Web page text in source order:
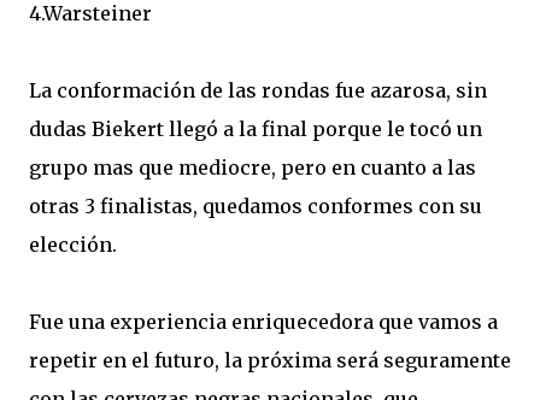
4.Warsteiner
La conformación de las rondas fue azarosa, sin
dudas Biekert llegó a la final porque le tocó un
grupo mas que mediocre, pero en cuanto a las
otras 3 finalistas, quedamos conformes con su
elección.
Fue una experiencia enriquecedora que vamos a
repetir en el futuro, la próxima será seguramente